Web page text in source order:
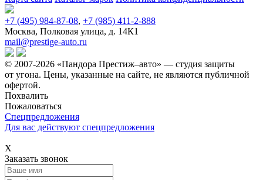
+7 (495) 984-87-08, +7 (985) 411-2-888
Москва, Полковая улица, д. 14К1
mail@prestige-auto.ru
© 2007-2026 «Пандора Престиж–авто» — студия защиты
от угона. Цены, указанные на сайте, не являются публичной
офертой.
Похвалить
Пожаловаться
Спецпредложения
Для вас действуют спецпредложения
Х
Заказать звонок